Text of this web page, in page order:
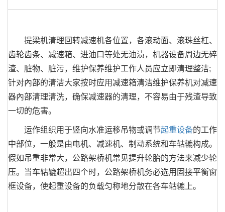
提梁机清理回转减速机各位置，各滚动面、滚珠丝杠、
齿轮齿条、减速箱、进油口等处无油渍，机器设备周边无碎
渣、脏物、脏污，维护保养维护工作人员应立即清理整洁;
针对內部的清洁大家按时应用减速箱清洁维护保养机对减速
器內部清理清洗，确保减速器的清理，不容易由于残渣导致
一切的危害。
运作组织用于竖向水准运移吊物或调节起重设备的工作
中部位，一般是由电机、减速机、制动系统和车轱辘构成。
假如吊重非常大，公路架桥机常见提升轮胎的方法来减少轮
压。当车轱辘超出四个时，公路架桥机务必选用固接平衡窗
框设备，使起重设备的负载匀称地分散在各车轱辘上。